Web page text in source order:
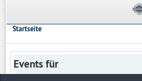
Startseite
Events für